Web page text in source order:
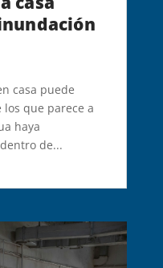
casa puede
que parece a
haya
de...